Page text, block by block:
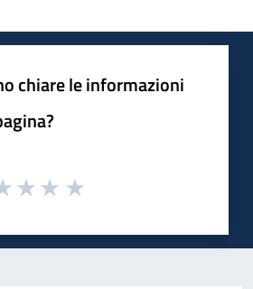
chiare le informazioni